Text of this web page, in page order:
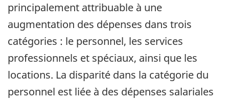
principalement attribuable à une
augmentation des dépenses dans trois
catégories : le personnel, les services
professionnels et spéciaux, ainsi que les
locations. La disparité dans la catégorie du
personnel est liée à des dépenses salariales